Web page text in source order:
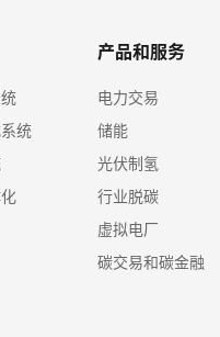
统
产品和服务
电力交易
储能
光伏制氢
行业脱碳
虚拟电厂
碳交易和碳金融